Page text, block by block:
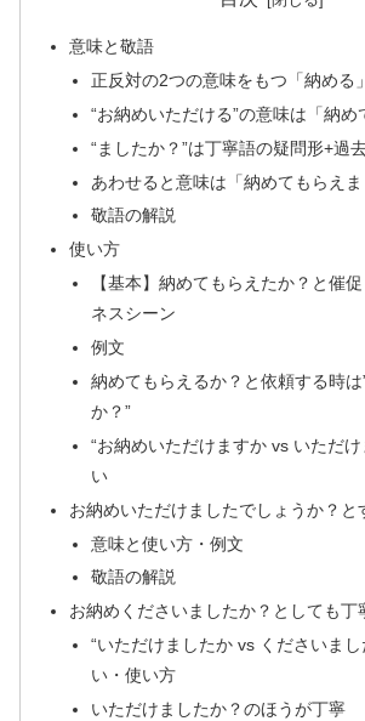
意味と敬語
正反対の2つの意味をもつ「納める」
“お納めいただける”の意味は「納め
“ましたか？”は丁寧語の疑問形+過
あわせると意味は「納めてもらえま
敬語の解説
使い方
【基本】納めてもらえたか？と催
ネスシーン
例文
納めてもらえるか？と依頼する時は
か？”
“お納めいただけますか vs いただ
い
お納めいただけましたでしょうか？と
意味と使い方・例文
敬語の解説
お納めくださいましたか？としても丁
“いただけましたか vs くださいまし
い・使い方
いただけましたか？のほうが丁寧